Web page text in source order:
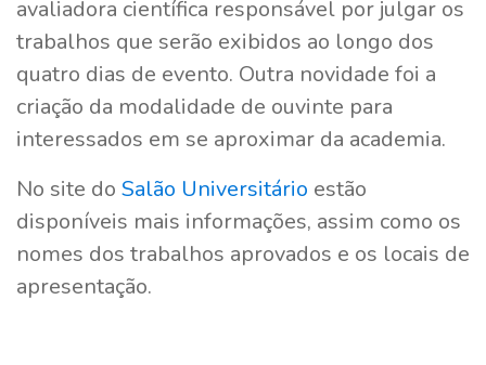
avaliadora científica responsável por julgar os
trabalhos que serão exibidos ao longo dos
quatro dias de evento. Outra novidade foi a
criação da modalidade de ouvinte para
interessados em se aproximar da academia.
No site do Salão Universitário estão
disponíveis mais informações, assim como os
nomes dos trabalhos aprovados e os locais de
apresentação.